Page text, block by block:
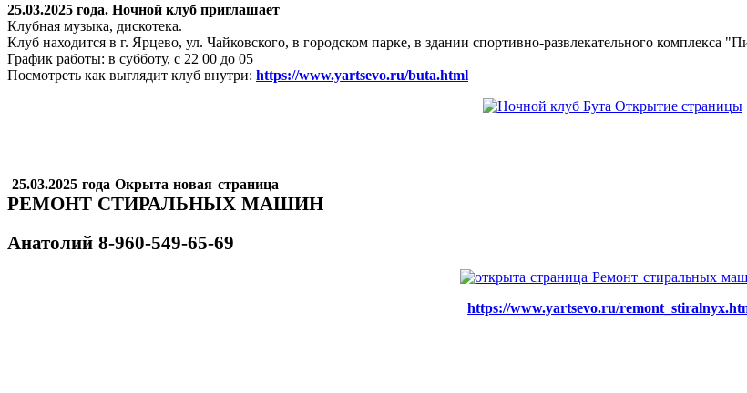
25.03.2025 года. Ночной клуб приглашает
Клубная музыка, дискотека.
Клуб находится в г. Ярцево, ул. Чайковского, в городском парке, в здании спортивно-развлекательного комплекса
График работы: в субботу, с 22 00 до 05
Посмотреть как выглядит клуб внутри: https://www.yartsevo.ru/buta.html
25.03.2025 года Окрыта новая страница
РЕМОНТ СТИРАЛЬНЫХ МАШИН
Анатолий 8-960-549-65-69
https://www.yartsevo.ru/